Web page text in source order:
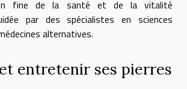
fine de la santé et de la vitalité
par des spécialistes en sciences
alternatives.
entretenir ses pierres